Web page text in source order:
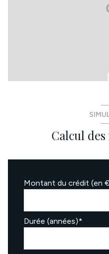
Calcul
Montant du crédit (en
Durée (années)*